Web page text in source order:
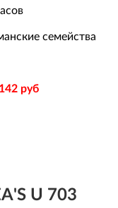
семейства
руб
U 703